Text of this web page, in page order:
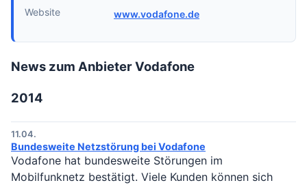
Website
www.vodafone.de
News zum Anbieter Vodafone
2014
11.04.
Bundesweite Netzstörung bei Vodafone
Vodafone hat bundesweite Störungen im
Mobilfunknetz bestätigt. Viele Kunden können sich